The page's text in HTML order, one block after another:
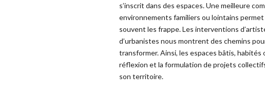
s’inscrit dans des espaces. Une meilleure
environnements familiers ou lointains
souvent les frappe. Les interventions
d’urbanistes nous montrent des chemins
transformer. Ainsi, les espaces bâtis,
réflexion et la formulation de projets
son territoire.